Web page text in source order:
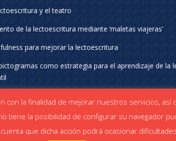
y el teatro
de la lectoescritura mediante ‘maletas viajeras’
para mejorar la lectoescritura
como estrategia para el aprendizaje de la
la finalidad de mejorar nuestros servicios,
tiene la posibilidad de configurar su navegador
que dicha acción podrá ocasionar